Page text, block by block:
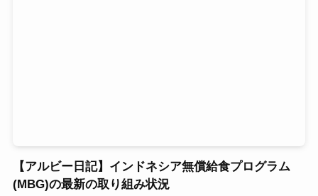
【アルビー日記】インドネシア無償給食プログラム
(MBG)の最新の取り組み状況